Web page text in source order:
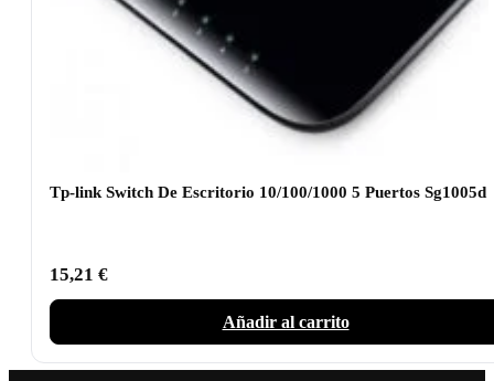
Tp-link Switch De Escritorio 10/100/1000 5 Puertos Sg1005d
15,21 €
Añadir al carrito